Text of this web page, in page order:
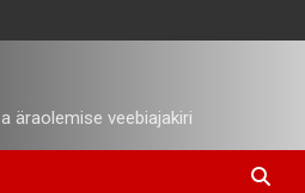
äraolemise veebiajakiri